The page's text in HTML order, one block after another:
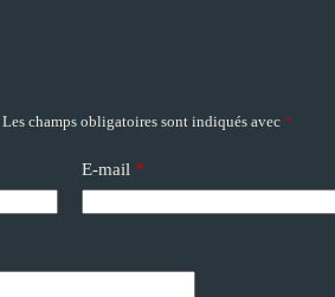
Les champs obligatoires sont indiqués avec *
E-mail *